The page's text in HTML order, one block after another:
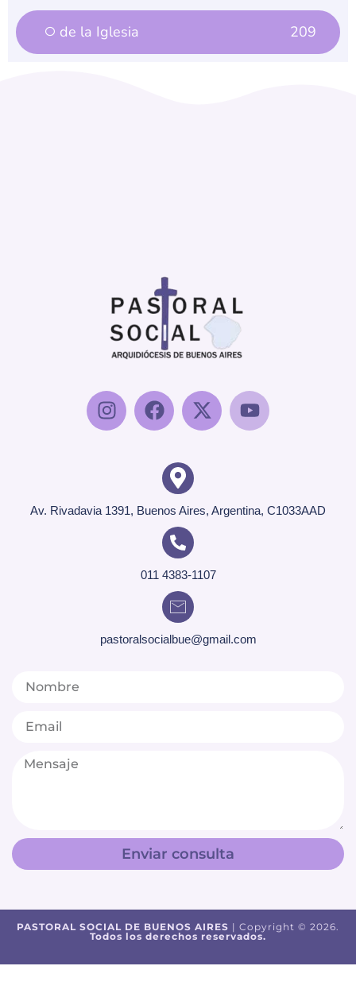
de la Iglesia 209
Av. Rivadavia 1391, Buenos Aires, Argentina, C1033AAD
011 4383-1107
pastoralsocialbue@gmail.com
Enviar consulta
PASTORAL SOCIAL DE BUENOS AIRES | Copyright © 2026.
Todos los derechos reservados.